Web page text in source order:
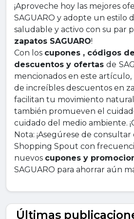
¡Aproveche hoy las mejores
SAGUARO y adopte un estilo
saludable y activo con su par
zapatos SAGUARO!
Con los cupones , códigos
descuentos y ofertas de
mencionados en este
de increíbles descuentos en
facilitan tu movimiento
también promueven el
cuidado del medio ambiente.
Nota: ¡Asegúrese de
Shopping Spout con
nuevos cupones y
SAGUARO para ahorrar aún
Últimas